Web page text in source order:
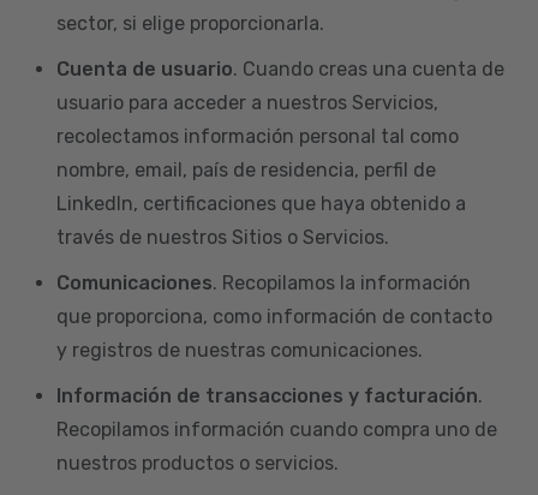
sector, si elige proporcionarla.
Cuenta de usuario. Cuando creas una cuenta de
usuario para acceder a nuestros Servicios,
recolectamos información personal tal como
nombre, email, país de residencia, perfil de
LinkedIn, certificaciones que haya obtenido a
través de nuestros Sitios o Servicios.
Comunicaciones. Recopilamos la información
que proporciona, como información de contacto
y registros de nuestras comunicaciones.
Información de transacciones y facturación.
Recopilamos información cuando compra uno de
nuestros productos o servicios.